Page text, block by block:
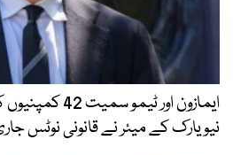
ایمازون اور
نیویارک کے میئر نے قانونی نوٹس